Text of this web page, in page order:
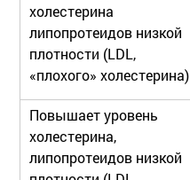
холестерина
липопротеидов низкой
плотности (LDL,
«плохого» холестерина)
Повышает уровень
холестерина,
липопротеидов низкой